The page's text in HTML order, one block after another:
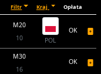
Filtr Kraj Opłata
M20
10
POL
OK
M30
16
OK